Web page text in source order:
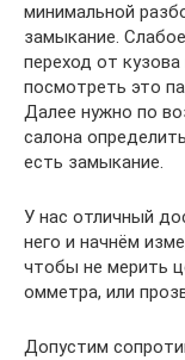
минимальной
замыкание.
переход от
посмотреть это
Далее нужно по
салона
есть замыкание.
У нас отличный
него и начнём
чтобы не мерить
омметра, или
Допустим